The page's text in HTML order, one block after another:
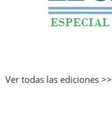
Ver todas las ediciones >>